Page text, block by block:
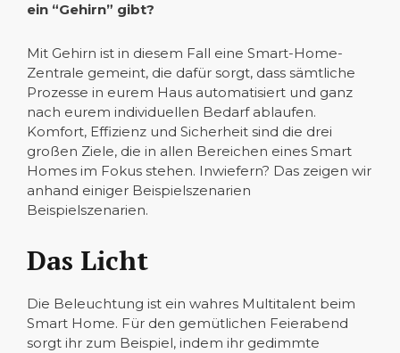
ein “Gehirn” gibt?
Mit Gehirn ist in diesem Fall eine Smart-Home-
Zentrale gemeint, die dafür sorgt, dass sämtliche
Prozesse in eurem Haus automatisiert und ganz
nach eurem individuellen Bedarf ablaufen.
Komfort, Effizienz und Sicherheit sind die drei
großen Ziele, die in allen Bereichen eines Smart
Homes im Fokus stehen. Inwiefern? Das zeigen wir
anhand einiger Beispielszenarien
Beispielszenarien.
Das Licht
Die Beleuchtung ist ein wahres Multitalent beim
Smart Home. Für den gemütlichen Feierabend
sorgt ihr zum Beispiel, indem ihr gedimmte